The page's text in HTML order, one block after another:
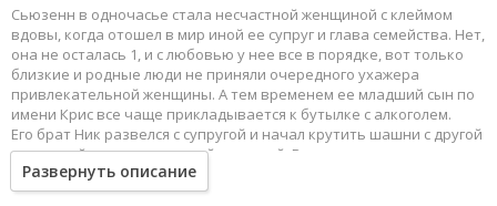
Сьюзенн в одночасье стала несчастной женщиной с клеймом
вдовы, когда отошел в мир иной ее супруг и глава семейства. Нет,
она не осталась 1, и с любовью у нее все в порядке, вот только
близкие и родные люди не приняли очередного ухажера
привлекательной женщины. А тем временем ее младший сын по
имени Крис все чаще прикладывается к бутылке с алкоголем.
Его брат Ник развелся с супругой и начал крутить шашни с другой
женщиной, очаровательной актрисой. Все эти люди не знают,
что им делать после потери родного человека, который каким-то
непонятным образом смог соединить их в дружной ячейке
Развернуть описание